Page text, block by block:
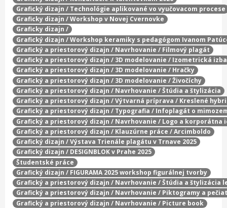
Grafický dizajn / Technológie aplikované vo vyučovacom procese
Graficky dizajn / Workshop v Novej Cvernovke
Graficky dizajn /
Grafický dizajn / Workshop keramiky s pedagógom Ivanom
Grafický a priestorový dizajn / Navrhovanie / Filmový plagát
Grafický a priestorový dizajn / 3D modelovanie / Izometrická izba
Grafický a priestorový dizajn / 3D modelovanie / Hračky
Grafický a priestorový dizajn / 3D modelovanie / Živočíchy
Grafický a priestorový dizajn / Navrhovanie / Štúdia a štylizácia
Grafický a priestorový dizajn / Výtvarná príprava / Kreslené
Grafický a priestorový dizajn / Typografia / Infoplagát o
Grafický a priestorový dizajn / Navrhovanie / Logo a korporátna
Grafický a priestorový dizajn / Klauzúrne práce / Arcimboldo
Grafický dizajn / Výstava Trienále plagátu v Trnave 2025
Grafický dizajn / DESIGNBLOK v Prahe 2025
Študentské práce
Grafický dizajn / FIGURAMA 2025 workshop figurálnej tvorby
Grafický a priestorový dizajn / Navrhovanie / Štúdia a štylizácia
Grafický a priestorový dizajn / Navrhovanie / Piktogramy a
Grafický a priestorový dizajn / Navrhovanie / Picture book